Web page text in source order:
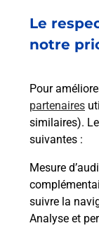
Le
notre
Pour
partenaires
similaires).
suivantes :
Mesure
suivre la
Analyse et
LE BOIS
44620
Malin !
La
en